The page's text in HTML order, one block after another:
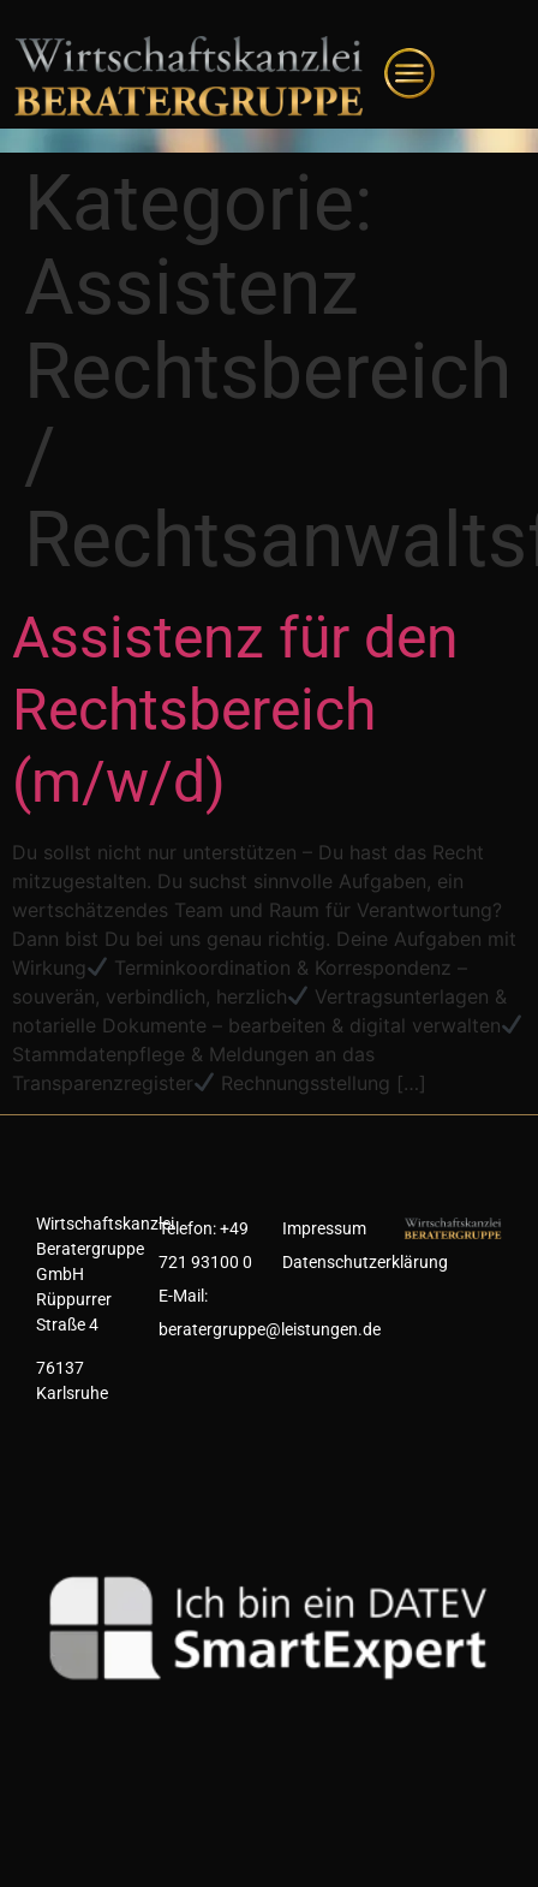
Kategorie:
Assistenz
Rechtsbereich
/
Assistenz für den
Rechtsbereich
(m/w/d)
Du sollst nicht nur unterstützen – Du hast das Recht
mitzugestalten. Du suchst sinnvolle Aufgaben, ein
wertschätzendes Team und Raum für Verantwortung?
Dann bist Du bei uns genau richtig. Deine Aufgaben mit
Wirkung
Terminkoordination & Korrespondenz –
souverän, verbindlich, herzlich
Vertragsunterlagen &
notarielle Dokumente – bearbeiten & digital verwalten
Stammdatenpflege & Meldungen an das
Transparenzregister
Rechnungsstellung […]
Wirtschaftskanzlei
Beratergruppe
GmbH
Rüppurrer
Straße 4
76137
Karlsruhe
Telefon:+49
721 93100 0
E-Mail:
beratergruppe@leistungen.de
Impressum
Datenschutzerklärung